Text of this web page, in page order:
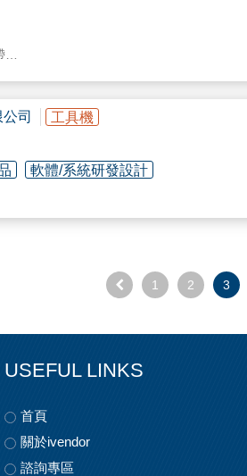
型。
S45C ) / 免鍵軸套
300HP)
司 工具機
軟體/系統研發設計
1 2 3
USEFUL LINKS
首頁
關於ivendor
諮詢專區